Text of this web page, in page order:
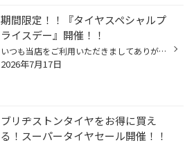
期間限定！！『タイヤスペシャルプ
ライスデー』開催！！
いつも当店をご利用いただきましてありがとうございます。 7/17(金)～7/26(日)まで、コクピット・タイヤ館におきまして、 期間限定！ サイズ限定！！ 数量限定！！！ お得にお買い求めいただける、「タイヤスペシャルプライスデー」がスタートします！ お得なタイヤのご紹介！！ NEWNO 155/65R14 タ...
2026年7月17日
ブリヂストンタイヤをお得に買え
る！スーパータイヤセール開催！！